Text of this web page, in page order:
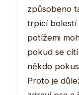
způsobeno
trpící bolestí
potížemi
pokud se
někdo
Proto je